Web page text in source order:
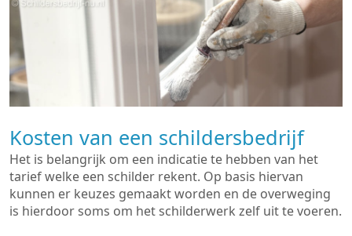
Kosten van een schildersbedrijf
Het is belangrijk om een indicatie te hebben van het
tarief welke een schilder rekent. Op basis hiervan
kunnen er keuzes gemaakt worden en de overweging
is hierdoor soms om het schilderwerk zelf uit te voeren.